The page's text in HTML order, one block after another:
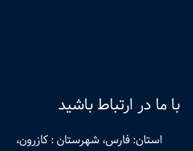
با ما در ارتباط باشید
استان: فارس، شهرستان : کازرون،